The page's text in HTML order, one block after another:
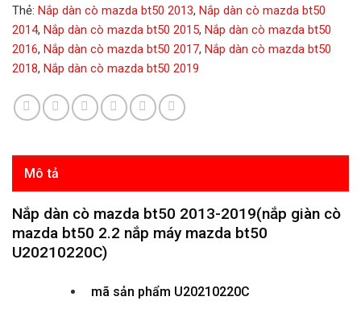
Thẻ: Nắp dàn cò mazda bt50 2013, Nắp dàn cò mazda bt50
2014, Nắp dàn cò mazda bt50 2015, Nắp dàn cò mazda bt50
2016, Nắp dàn cò mazda bt50 2017, Nắp dàn cò mazda bt50
2018, Nắp dàn cò mazda bt50 2019
Mô tả
Nắp dàn cò mazda bt50 2013-2019(nắp giàn cò
mazda bt50 2.2 nắp máy mazda bt50
U20210220C)
mã sản phẩm U20210220C